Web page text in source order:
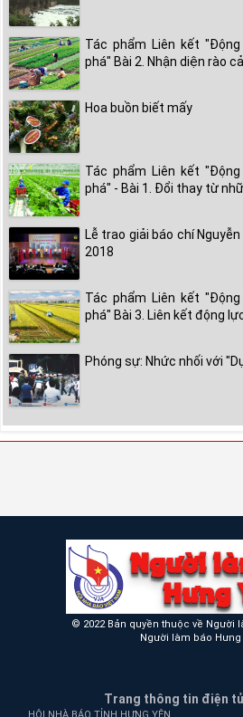
Tác phẩm Liên kết
phá" Bài 2. Nhận diện rào
Hoa buồn biết mấy
Tác phẩm Liên kết
phá" - Bài 1. Đổi thay từ
Lễ trao giải báo chí
2018
Tác phẩm Liên kết
phá" Bài 3. Liên kết động
Phóng sự: Nhức nhối với
© 2022 Bản quyền thuộc về Người
Người làm báo Hưng
Trang thông tin điện